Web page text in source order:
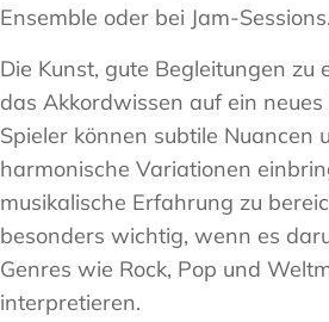
Ensemble oder bei Jam-Sessions.
Die Kunst, gute Begleitungen
das Akkordwissen auf ein
Spieler können subtile Nuancen
harmonische Variationen
musikalische Erfahrung zu
besonders wichtig, wenn es
Genres wie Rock, Pop und
interpretieren.